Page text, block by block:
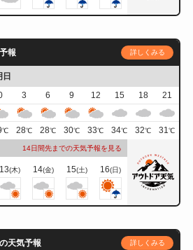
報 詳しくみる
日
3 6 9 12 15 18
21
℃ 28℃ 28℃ 30℃ 33℃ 34℃ 32℃ 31℃
14日間先までの天気予報を見る
13(木) 14(金) 15(土) 16(日)
天気予報 詳しくみる